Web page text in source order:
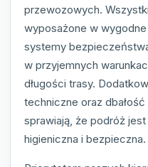
przewozowych.
wyposażone w
systemy
w przyjemnych
długości trasy.
techniczne oraz
sprawiają, że podróż
higieniczna i bezpieczna.